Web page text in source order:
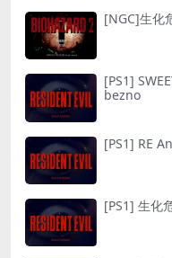
[NGC]生化
[PS1]
bezno
[PS1] RE
[PS1] 生化